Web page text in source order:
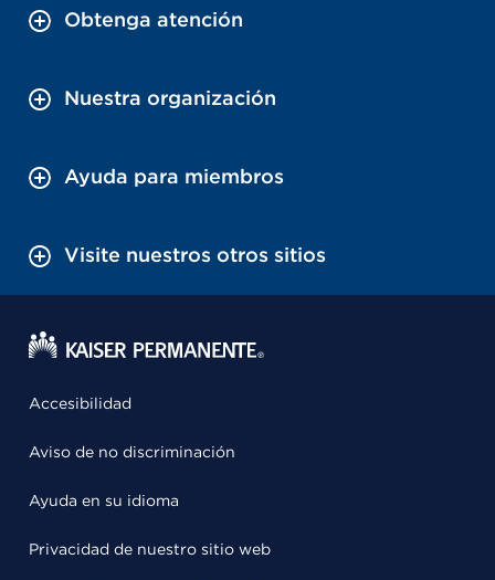
Obtenga atención
Nuestra organización
Ayuda para miembros
Visite nuestros otros sitios
Accesibilidad
Aviso de no discriminación
Ayuda en su idioma
Privacidad de nuestro sitio web